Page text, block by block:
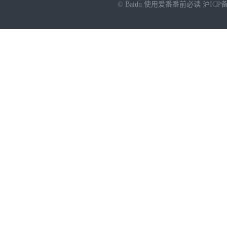
© Baidu 使用爱番番前必读 沪ICP